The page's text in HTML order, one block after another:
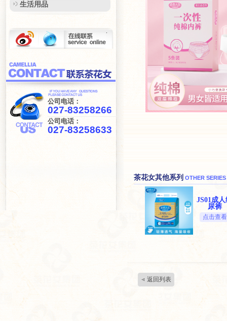
生活用品
.
公司电话：
027-83258266
公司电话：
027-83258633
茶花女其他系列 OTHER
JS01成人
尿裤
点击查看
返回列表